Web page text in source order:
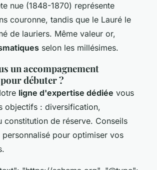
nue (1848-1870) représente
couronne, tandis que le Lauré le
de lauriers. Même valeur or,
selon les millésimes.
un accompagnement
débuter ?
ligne d'expertise dédiée vous
objectifs : diversification,
constitution de réserve. Conseils
pour optimiser vos